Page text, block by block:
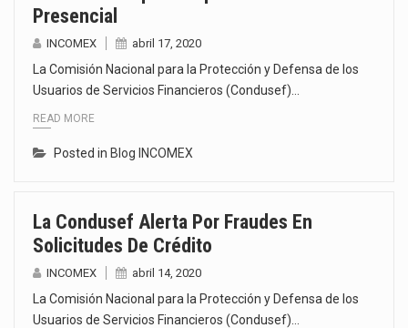
Presencial
INCOMEX abril 17, 2020
La Comisión Nacional para la Protección y Defensa de los
Usuarios de Servicios Financieros (Condusef)…
READ MORE
Posted in Blog INCOMEX
La Condusef Alerta Por Fraudes En
Solicitudes De Crédito
INCOMEX abril 14, 2020
La Comisión Nacional para la Protección y Defensa de los
Usuarios de Servicios Financieros (Condusef)…